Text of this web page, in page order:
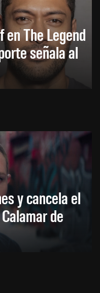
en The Legend
señala al
y cancela el
de